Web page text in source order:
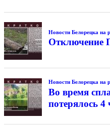
Новости Белорецка на
Отключение
Новости Белорецка на
Во время
потерялось 4